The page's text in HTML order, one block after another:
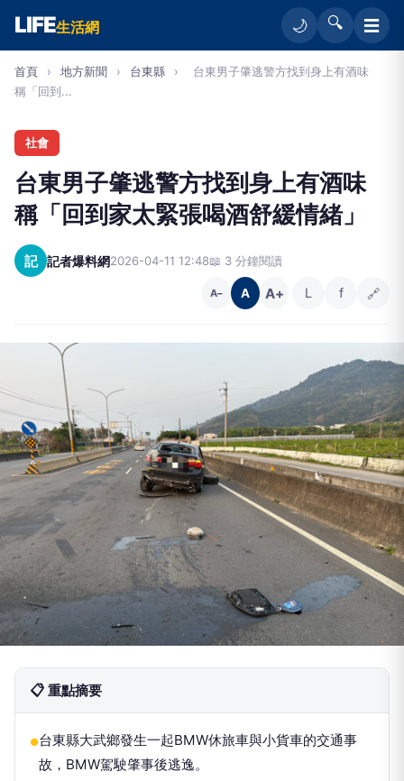
LIFE生活網 🌙 🔍 ☰
首頁 › 地方新聞 › 台東縣 ›
台東男子肇逃警方找到身上有酒味
稱「回到...
社會
台東男子肇逃警方找到身上有酒味
稱「回到家太緊張喝酒舒緩情緒」
記 記者爆料網2026-04-11 12:48📖 3 分鐘閱讀
A− A A+ L f 🔗
📋 重點摘要
●台東縣大武鄉發生一起BMW休旅車與小貨車的交通事
故，BMW駕駛肇事後逃逸。